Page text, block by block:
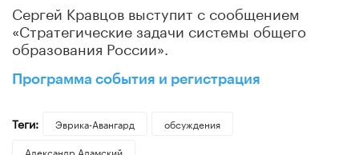
Сергей Кравцов выступит с сообщением
«Стратегические задачи системы общего
образования России».
Программа события и регистрация
Теги: Эврика-Авангард
обсуждения
Александр Адамский